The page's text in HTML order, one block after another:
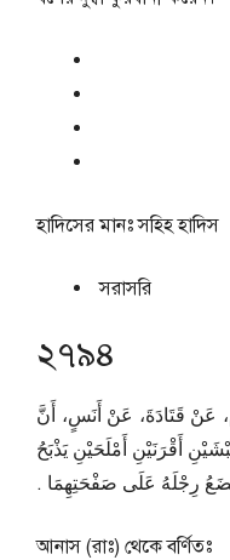
হাদিসের মানঃসহিহ হাদিস
সরাসরি
২৭৯৪
عَنْ قَتَادَةَ، عَنْ أَنَسٍ، أَنَّ
أَقْرَنَيْنِ أَمْلَحَيْنِ يَذْبَحُ
رِجْلَهُ عَلَى صَفْحَتِهِمَا ‏.‏
আনাস (রাঃ) থেকে বর্ণিতঃ